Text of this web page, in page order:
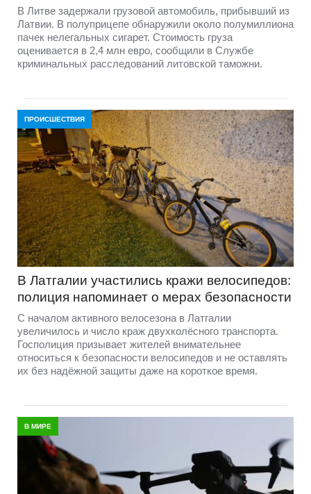
В Литве задержали грузовой автомобиль, прибывший из
Латвии. В полуприцепе обнаружили около полумиллиона
пачек нелегальных сигарет. Стоимость груза
оценивается в 2,4 млн евро, сообщили в Службе
криминальных расследований литовской таможни.
ПРОИСШЕСТВИЯ
В Латгалии участились кражи велосипедов:
полиция напоминает о мерах безопасности
С началом активного велосезона в Латгалии
увеличилось и число краж двухколёсного транспорта.
Госполиция призывает жителей внимательнее
относиться к безопасности велосипедов и не оставлять
их без надёжной защиты даже на короткое время.
В МИРЕ